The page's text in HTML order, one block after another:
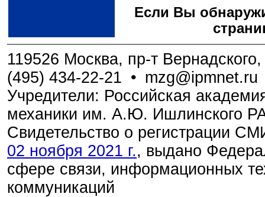
Если Вы
119526 Москва, пр-т
(495) 434-22-21 • mzg@ipmnet.ru
Учредители: Российская
механики им. А.Ю. Ишлинского
Свидетельство о регистрации
02 ноября 2021 г., выдано
сфере связи, информационных
коммуникаций